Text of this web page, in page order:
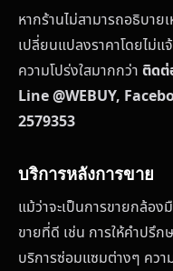
หากร้านไม่สามารถอธิบาย
เปลี่ยนแปลงราคาโดยไม่
ความโปร่งใสมากกว่า ติดต่
Line @WEBUY,
2579353
บริการหลังการขาย
แม้ว่าจะเป็นการขายกล้อ
ขายที่ดี เช่น การให้คำปรึ
บริการซ่อมแซมต่างๆ ควา